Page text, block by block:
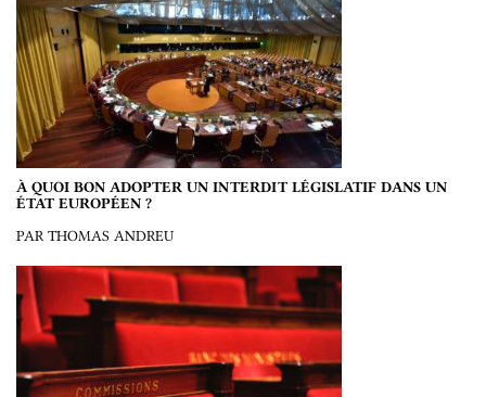
À QUOI BON ADOPTER UN INTERDIT LÉGISLATIF DANS UN
ÉTAT EUROPÉEN ?
PAR THOMAS ANDREU